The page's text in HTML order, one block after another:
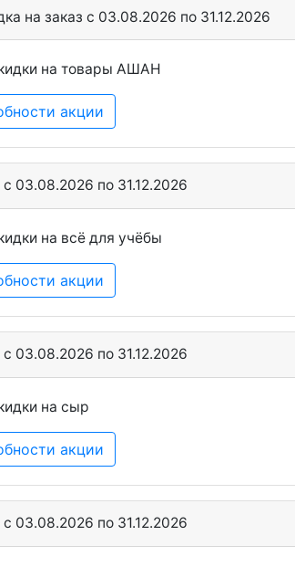
на заказ c 03.08.2026 по 31.12.2026
на товары АШАН
акции
c 03.08.2026 по 31.12.2026
на всё для учёбы
акции
c 03.08.2026 по 31.12.2026
на сыр
акции
c 03.08.2026 по 31.12.2026